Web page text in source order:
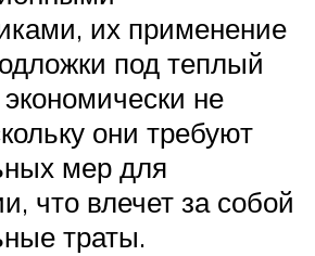
их применение
под теплый
не
они требуют
мер для
что влечет за собой
траты.